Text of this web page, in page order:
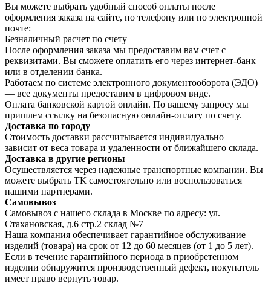
Вы можете выбрать удобный способ оплаты после
оформления заказа на сайте, по телефону или по электронной
почте:
Безналичный расчет по счету
После оформления заказа мы предоставим вам счет с
реквизитами. Вы сможете оплатить его через интернет-банк
или в отделении банка.
Работаем по системе электронного документооборота (ЭДО)
— все документы предоставим в цифровом виде.
Оплата банковской картой онлайн. По вашему запросу мы
пришлем ссылку на безопасную онлайн-оплату по счету.
Доставка по городу
Стоимость доставки рассчитывается индивидуально —
зависит от веса товара и удаленности от ближайшего склада.
Доставка в другие регионы
Осуществляется через надежные транспортные компании. Вы
можете выбрать ТК самостоятельно или воспользоваться
нашими партнерами.
Самовывоз
Самовывоз с нашего склада в Москве по адресу: ул.
Стахановская, д.6 стр.2 склад №7
Наша компания обеспечивает гарантийное обслуживание
изделий (товара) на срок от 12 до 60 месяцев (от 1 до 5 лет).
Если в течение гарантийного периода в приобретенном
изделии обнаружится производственный дефект, покупатель
имеет право вернуть товар.